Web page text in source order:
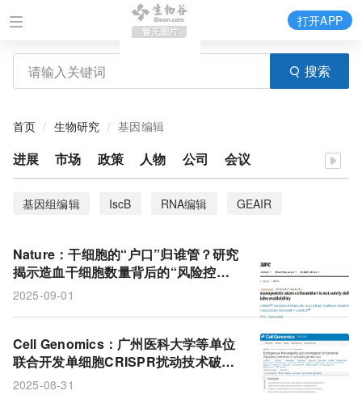
搜索
打开APP
首页 生物研究 基因编辑
进展 市场 政策 人物 公司 会议
基因组编辑 IscB RNA编辑
GEAIR
猴痘病毒
先导编辑器 多发性硬化症
Nature：干细胞的“户口”归谁管？研究
揭示造血干细胞数量背后的“风险控
制”策略
2025-09-01
Cell Genomics：广州医科大学等单位
联合开发单细胞CRISPR扰动技术破解
复杂遗传位点调控难题，揭示隐性调控
2025-08-31